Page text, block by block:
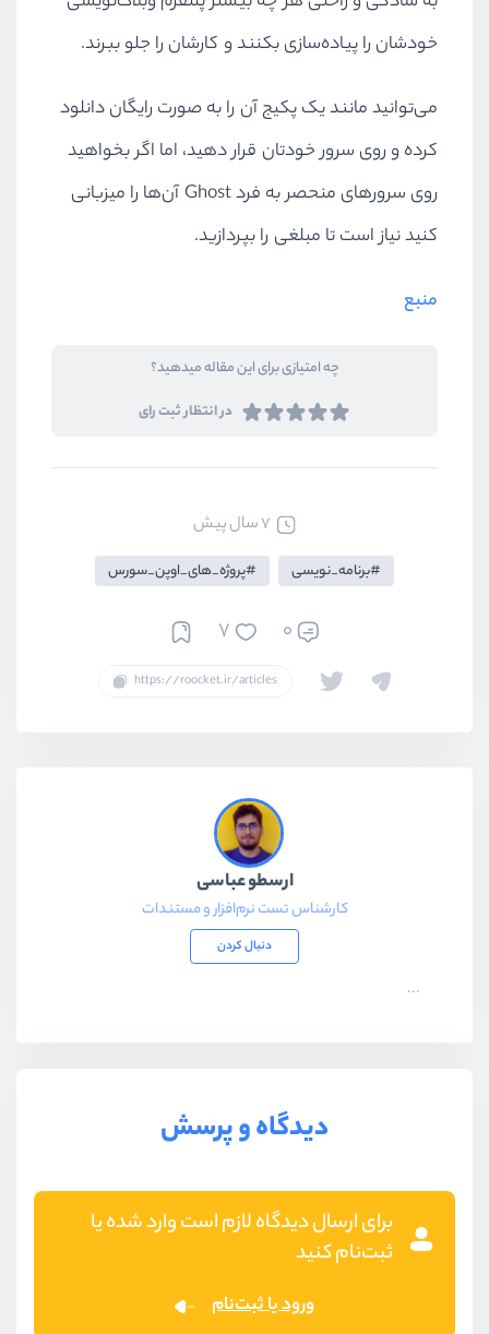
خودشان را پیاده‌سازی بکنند و کارشان را جلو ببرند.
می‌توانید مانند یک پکیج آن را به صورت رایگان دانلود
کرده و روی سرور خودتان قرار دهید، اما اگر بخواهید
روی سرورهای منحصر به فرد Ghost آن‌ها را میزبانی
کنید نیاز است تا مبلغی را بپردازید.
منبع
چه امتیازی برای این مقاله میدهید؟
در انتظار ثبت رای
7 سال پیش
برنامه_نویسی پروژه_های_اوپن_سورس
0
7
ارسطو عباسی
کارشناس تست نرم‌افزار و مستندات
دنبال کردن
...
دیدگاه و پرسش
برای ارسال دیدگاه لازم است وارد شده یا
ثبت‌نام کنید
ورود یا ثبت‌نام